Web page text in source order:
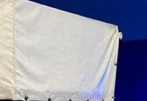
podłoga. Na